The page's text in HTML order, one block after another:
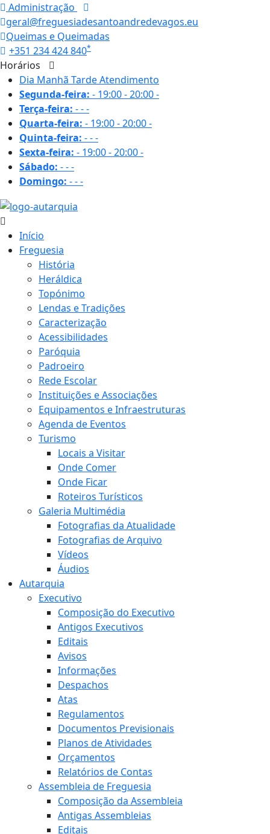
Administração
geral@freguesiadesantoandredevagos.eu
Queimas e Queimadas
+351 234 424 840*
Horários
Dia Manhã TardeAtendimento
Segunda-feira: - 19:00 - 20:00-
Terça-feira: ---
Quarta-feira: - 19:00 - 20:00-
Quinta-feira: ---
Sexta-feira: - 19:00 - 20:00-
Sábado: ---
Domingo: ---
Início
Freguesia
História
Heráldica
Topónimo
Lendas e Tradições
Caracterização
Acessibilidades
Paróquia
Padroeiro
Rede Escolar
Instituições e Associações
Equipamentos e Infraestruturas
Agenda de Eventos
Turismo
Locais a Visitar
Onde Comer
Onde Ficar
Roteiros Turísticos
Galeria Multimédia
Fotografias da Atualidade
Fotografias de Arquivo
Vídeos
Áudios
Autarquia
Executivo
Composição do Executivo
Antigos Executivos
Editais
Avisos
Informações
Despachos
Atas
Regulamentos
Documentos Previsionais
Planos de Atividades
Orçamentos
Relatórios de Contas
Assembleia de Freguesia
Composição da Assembleia
Antigas Assembleias
Editais